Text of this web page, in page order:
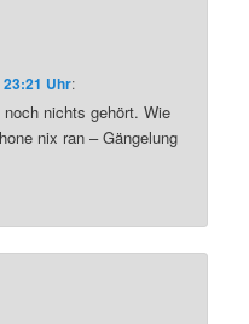
23:21 Uhr:
nichts gehört. Wie
nix ran – Gängelung